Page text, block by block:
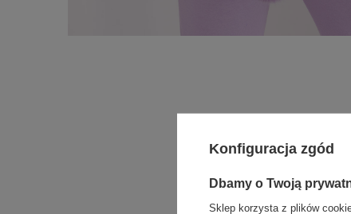
Konfiguracja zgód
Dbamy o Twoją
Sklep korzysta z plików